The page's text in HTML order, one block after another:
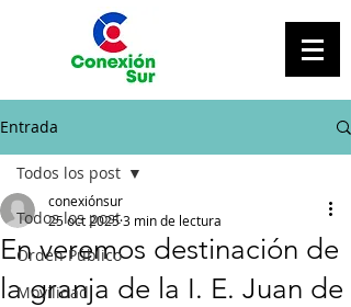
Entrada
Todos los post
Orden Público
Movilidad
Todos los post
En veremos destinación de
la granja de la I. E. Juan de
conexiónsur
25 oct 20253 min de lectura